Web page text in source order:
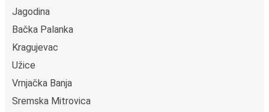
Jagodina
Bačka Palanka
Kragujevac
Užice
Vrnjačka Banja
Sremska Mitrovica